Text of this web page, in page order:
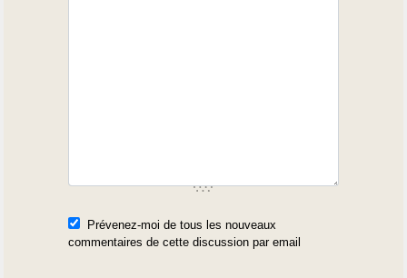
Prévenez-moi de tous les nouveaux
commentaires de cette discussion par email